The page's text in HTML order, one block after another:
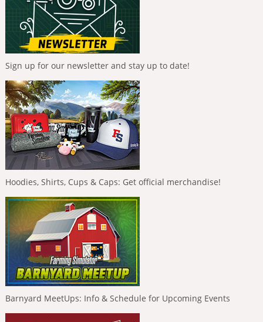
Sign up for our newsletter and stay up to date!
Hoodies, Shirts, Cups & Caps: Get official merchandise!
Barnyard MeetUps: Info & Schedule for Upcoming Events